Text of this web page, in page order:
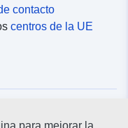
contacto
centros de la UE
para mejorar la